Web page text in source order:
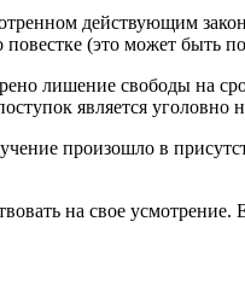
действующим
повестке (это может
лишение свободы на
является уголовно
произошло в
на свое